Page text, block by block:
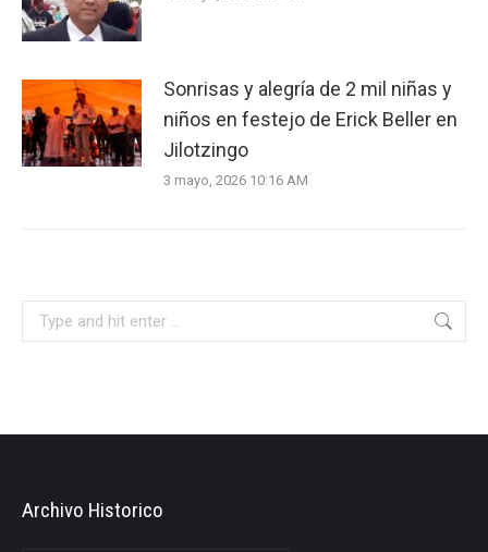
Sonrisas y alegría de 2 mil niñas y
niños en festejo de Erick Beller en
Jilotzingo
3 mayo, 2026 10:16 AM
Archivo Historico